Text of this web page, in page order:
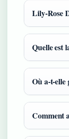
Lily‑Rose
Quelle est
Où
Comment